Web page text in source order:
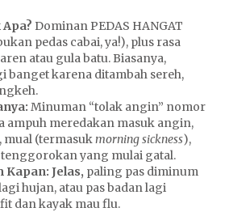
Dominan PEDAS HANGAT
pedas cabai, ya!), plus rasa
atau gula batu. Biasanya,
banget karena ditambah sereh,
Minuman “tolak angin” nomor
ampuh meredakan masuk angin,
(termasuk morning sickness),
yang mulai gatal.
Kapan: Jelas, paling pas diminum
hujan, atau pas badan lagi
dan kayak mau flu.